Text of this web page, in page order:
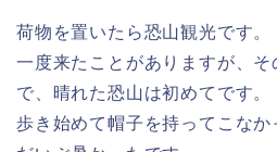
荷物を置いたら恐山観光です。
一度来たことがありますが、
で、晴れた恐山は初めてです。
歩き始めて帽子を持ってこなか